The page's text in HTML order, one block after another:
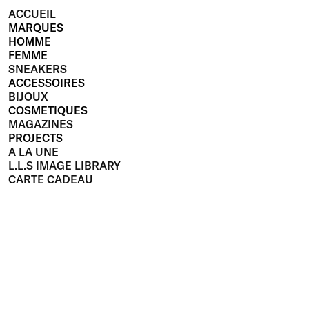
ACCUEIL
MARQUES
HOMME
FEMME
SNEAKERS
ACCESSOIRES
BIJOUX
COSMETIQUES
MAGAZINES
PROJECTS
A LA UNE
L.L.S IMAGE LIBRARY
CARTE CADEAU